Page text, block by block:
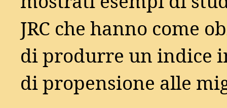
JRC che hanno come
di produrre un indice
di propensione alle